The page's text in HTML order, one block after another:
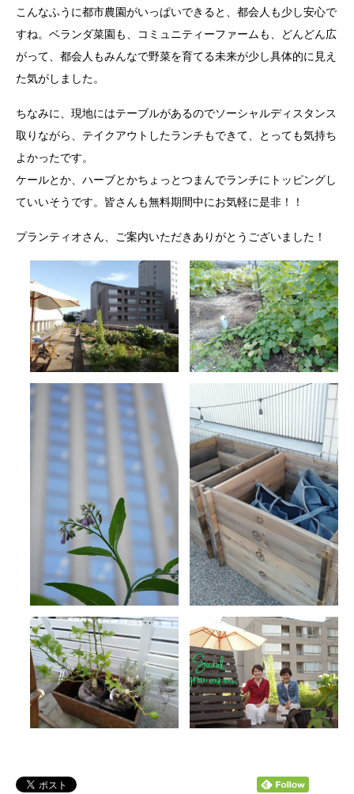
こんなふうに都市農園がいっぱいできると、都会人も少し安心で
すね。ベランダ菜園も、コミュニティーファームも、どんどん広
がって、都会人もみんなで野菜を育てる未来が少し具体的に見え
た気がしました。
ちなみに、現地にはテーブルがあるのでソーシャルディスタンス
取りながら、テイクアウトしたランチもできて、とっても気持ち
よかったです。
ケールとか、ハーブとかちょっとつまんでランチにトッピングし
ていいそうです。皆さんも無料期間中にお気軽に是非！！
プランティオさん、ご案内いただきありがとうございました！